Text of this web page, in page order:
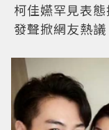
柯佳嬿罕見表
發聲掀網友熱議